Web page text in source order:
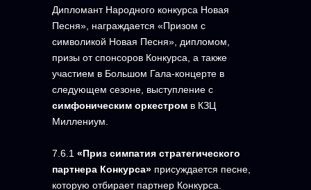
Дипломант Народного конкурса Новая
Песня», награждается «Призом с
символикой Новая Песня», дипломом,
призы от спонсоров Конкурса, а также
участием в Большом Гала-концерте в
следующем сезоне, выступление с
симфоническим оркестром в КЗЦ
Миллениум.
7.6.1 «Приз симпатия стратегического
партнера Конкурса»присуждается песне,
которую отбирает партнер Конкурса.